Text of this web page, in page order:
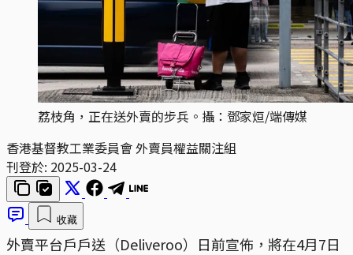
荔枝角，正在送外賣的步兵。攝：鄧家烜/端傳媒
香港基督教工業委員會外賣員權益關注組
刊登於: 2025-03-24
收藏
外賣平台戶戶送（Deliveroo）日前宣佈，將在4月7日